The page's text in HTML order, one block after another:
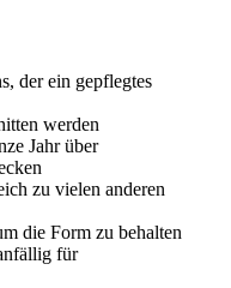
der ein gepflegtes
werden
Jahr über
zu vielen anderen
die Form zu behalten
für